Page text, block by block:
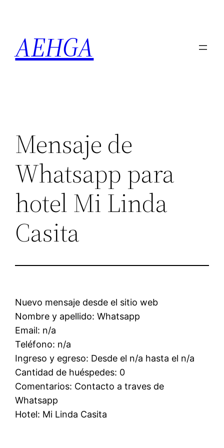
contenido
AEHGA
Mensaje de
Whatsapp para
hotel Mi Linda
Casita
Nuevo mensaje desde el sitio web
Nombre y apellido: Whatsapp
Email: n/a
Teléfono: n/a
Ingreso y egreso: Desde el n/a hasta el n/a
Cantidad de huéspedes: 0
Comentarios: Contacto a traves de
Whatsapp
Hotel: Mi Linda Casita